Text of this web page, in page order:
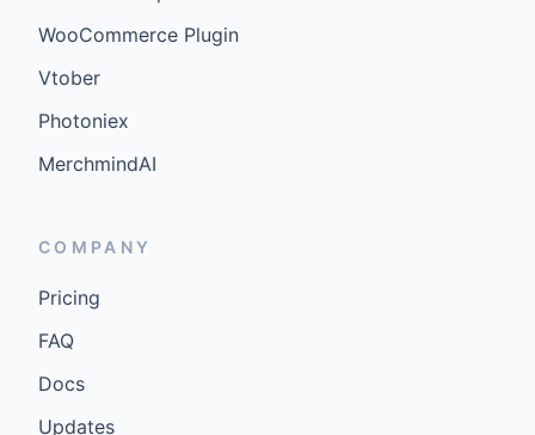
WooCommerce Plugin
Vtober
Photoniex
MerchmindAI
COMPANY
Pricing
FAQ
Docs
Updates